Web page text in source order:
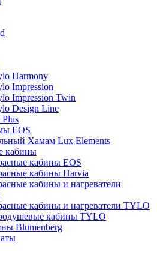
Harmony
Impression
Impression Twin
Design Line
EOS
Хамам Lux Elements
кабины
кабины EOS
кабины Harvia
кабины и нагреватели
кабины и нагреватели TYLO
кабины TYLO
Blumenberg